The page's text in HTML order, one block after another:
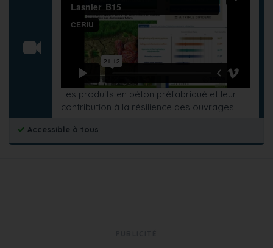
Les produits en béton préfabriqué et leur
contribution à la résilience des ouvrages
Accessible à tous